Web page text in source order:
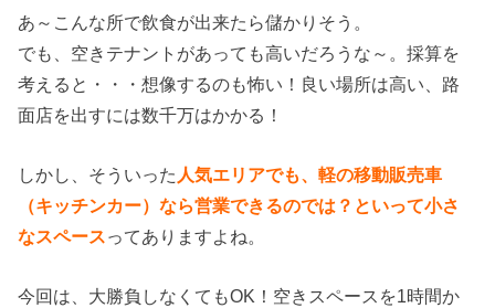
あ～こんな所で飲食が出来たら儲かりそう。
でも、空きテナントがあっても高いだろうな～。採算を
考えると・・・想像するのも怖い！良い場所は高い、路
面店を出すには数千万はかかる！
しかし、そういった 人気エリアでも、軽の移動販売車
（キッチンカー）なら営業できるのでは？といって小さ
なスペースってありますよね。
今回は、大勝負しなくてもOK！空きスペースを1時間か